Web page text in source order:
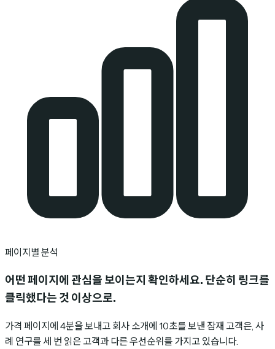
페이지별 분석
어떤 페이지에 관심을 보이는지 확인하세요. 단순히 링크를
클릭했다는 것 이상으로.
가격 페이지에 4분을 보내고 회사 소개에 10초를 보낸 잠재 고객은, 사
례 연구를 세 번 읽은 고객과 다른 우선순위를 가지고 있습니다.